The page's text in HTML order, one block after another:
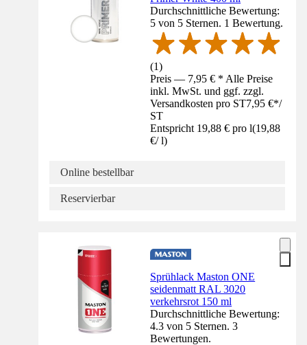
Durchschnittliche Bewertung:
5 von 5 Sternen. 1 Bewertung.
(1)
Preis — 7,95 € * Alle Preise
inkl. MwSt. und ggf. zzgl.
Versandkosten pro ST7,95 €*/
ST
Entspricht 19,88 € pro l(19,88
€/ l)
Online bestellbar
Reservierbar
Sprühlack Maston ONE
seidenmatt RAL 3020
verkehrsrot 150 ml
Durchschnittliche Bewertung:
4.3 von 5 Sternen. 3
Bewertungen.